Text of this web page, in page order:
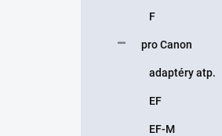
F
pro Canon
adaptéry atp.
EF
EF-M